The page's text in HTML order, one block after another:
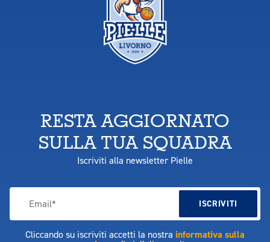
RESTA AGGIORNATO
SULLA TUA SQUADRA
Iscriviti alla newsletter Pielle
Cliccando su iscriviti accetti la nostra informativa sulla